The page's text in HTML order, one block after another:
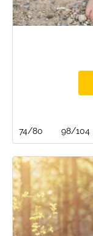
74/80 98/104